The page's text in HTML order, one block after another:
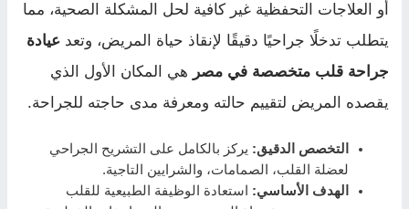
أو العلاجات التحفظية غير كافية لحل المشكلة الصحية، مما
يتطلب تدخلًا جراحيًا دقيقًا لإنقاذ حياة المريض، وتعدعيادة
جراحة قلب متخصصة في مصر هي المكان الأول الذي
يقصده المريض لتقييم حالته ومعرفة مدى حاجته للجراحة.
التخصص الدقيق: يركز بالكامل على التشريح الجراحي
لعضلة القلب، الصمامات، والشرايين التاجية.
الهدف الأساسي: استعادة الوظيفة الطبيعية للقلب